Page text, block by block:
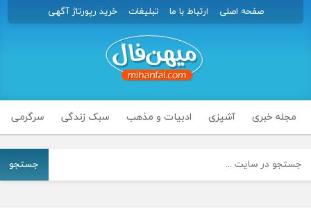
صفحه اصلی ارتباط با ما تبلیغات خرید رپورتاژ آگهی
مجله خبری آشپزی ادبیات و مذهب سبک زندگی سرگرمی
جستجو